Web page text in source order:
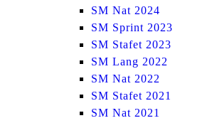
SM Nat 2024
SM Sprint 2023
SM Stafet 2023
SM Lang 2022
SM Nat 2022
SM Stafet 2021
SM Nat 2021